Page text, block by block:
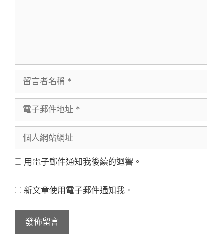
言
名
子
件
地
人
網
網
用電子郵件通知我後續的迴響。
新文章使用電子郵件通知我。